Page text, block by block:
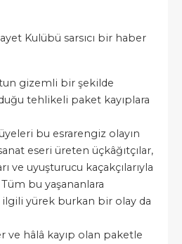
Kulübü sarsıcı bir haber
gizemli bir şekilde
tehlikeli paket kayıplara
bu esrarengiz olayın
eseri üreten üçkâğıtçılar,
ve uyuşturucu kaçakçılarıyla
Tüm bu yaşananlara
ilgili yürek burkan bir olay da
ve hâlâ kayıp olan paketle